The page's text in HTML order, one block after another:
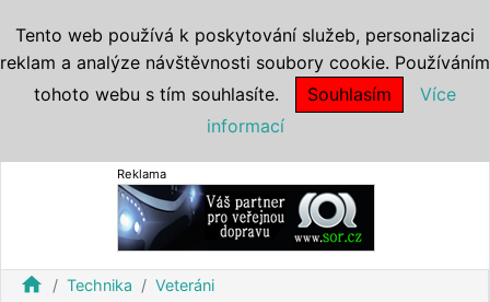
Reklama
home Technika
Veteráni
Tento web používá k poskytování služeb, personalizaci
reklam a analýze návštěvnosti soubory cookie. Používáním
tohoto webu s tím souhlasíte.
Souhlasím
Více
informací